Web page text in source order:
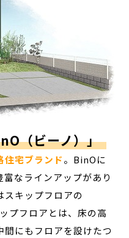
（ビーノ）」
住宅ブランド。BinOに
なラインアップがあり
スキップフロアの
プフロアとは、床の高
間にもフロアを設けたつ